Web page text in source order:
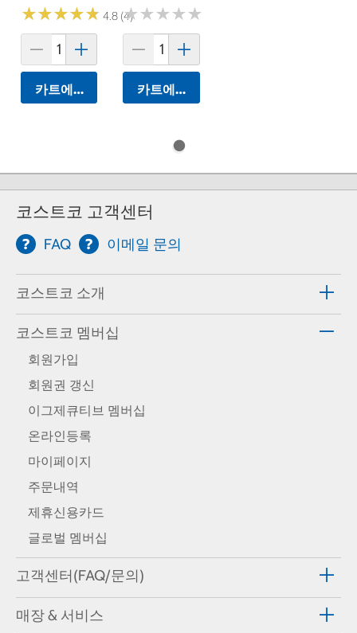
★★★★★
★★★★★ 4.8 (4)
카트에 담기
★★★★★
★★★★★
카트에 담기
코스트코 고객센터
FAQ 이메일 문의
코스트코 소개
코스트코 멤버십
회원가입
회원권 갱신
이그제큐티브 멤버십
온라인등록
마이페이지
주문내역
제휴신용카드
글로벌 멤버십
고객센터(FAQ/문의)
매장 & 서비스